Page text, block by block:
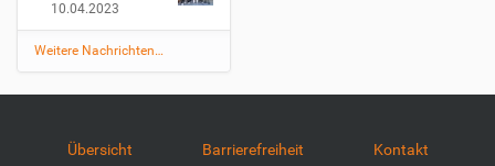
10.04.2023
Weitere Nachrichten…
Übersicht Barrierefreiheit Kontakt